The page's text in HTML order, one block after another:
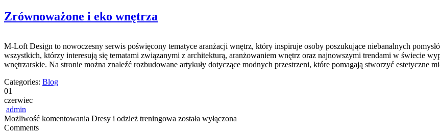
Zrównoważone i eko wnętrza
M-Loft Design to nowoczesny serwis poświęcony tematyce aranżacji wnętrz, który inspiruje osoby poszukujące niebanalnych
wszystkich, którzy interesują się tematami związanymi z architekturą, aranżowaniem wnętrz oraz najnowszymi trendami w świecie
wnętrzarskie. Na stronie można znaleźć rozbudowane artykuły dotyczące modnych przestrzeni, które pomagają stworzyć
Categories: Blog
01
czerwiec
admin
Możliwość komentowania Dresy i odzież treningowa została wyłączona
Comments